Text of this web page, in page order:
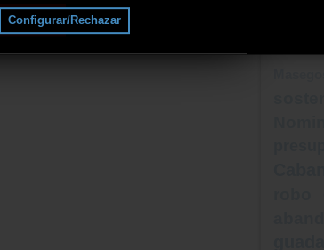
Continuar
Configurar/Rechazar